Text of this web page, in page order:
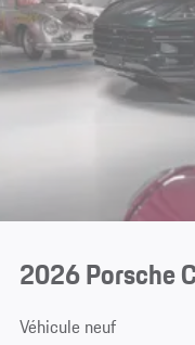
2026 Porsche
Véhicule neuf